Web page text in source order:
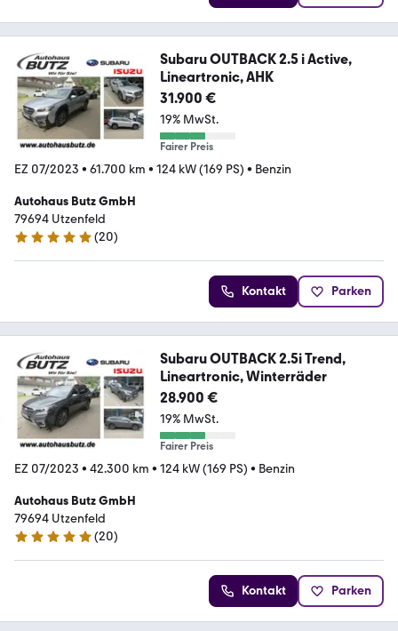
Subaru OUTBACK 2.5 i Active,
Lineartronic, AHK
31.900 €
19% MwSt.
Fairer Preis
EZ 07/2023 • 61.700 km • 124 kW (169 PS) • Benzin
Autohaus Butz GmbH
79694 Utzenfeld
5 Sterne
(20)
Kontakt Parken
Subaru OUTBACK 2.5i Trend,
Lineartronic, Winterräder
28.900 €
19% MwSt.
Fairer Preis
EZ 07/2023 • 42.300 km • 124 kW (169 PS) • Benzin
Autohaus Butz GmbH
79694 Utzenfeld
5 Sterne
(20)
Kontakt Parken